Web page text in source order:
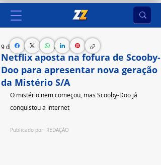
Netflix aposta na fofura de Scooby-
Doo para apresentar nova geração
da Mistério S/A
9 de jun. 2 min de leitura
O mistério nem começou, mas Scooby-Doo já
conquistou a internet
Publicado por  REDAÇÃO